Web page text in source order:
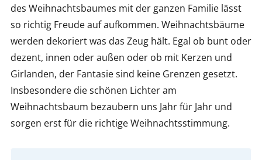
des Weihnachtsbaumes mit der ganzen Familie lässt
so richtig Freude auf aufkommen. Weihnachtsbäume
werden dekoriert was das Zeug hält. Egal ob bunt oder
dezent, innen oder außen oder ob mit Kerzen und
Girlanden, der Fantasie sind keine Grenzen gesetzt.
Insbesondere die schönen Lichter am
Weihnachtsbaum bezaubern uns Jahr für Jahr und
sorgen erst für die richtige Weihnachtsstimmung.